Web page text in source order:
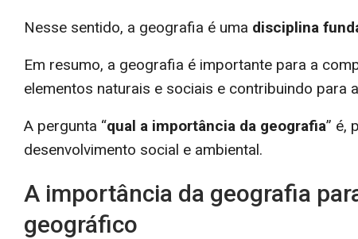
Nesse sentido, a geografia é uma disciplina
Em resumo, a geografia é importante para a
elementos naturais e sociais e contribuindo para
A pergunta “qual a importância da geografia” é,
desenvolvimento social e ambiental.
A importância da geografia
geográfico